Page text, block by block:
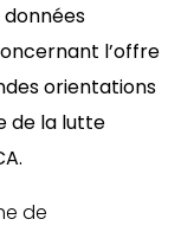
données
l’offre
orientations
de la lutte
de